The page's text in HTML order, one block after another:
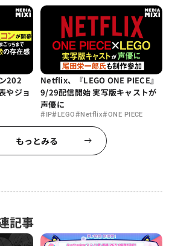
202
やジョ
Netflix、『LEGO ONE PIECE』
9/29配信開始 実写版キャストが
声優に
#IP#LEGO#Netflix#ONE PIECE
もっとみる
記事